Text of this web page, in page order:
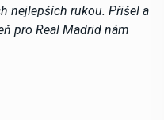
nejlepších rukou. Přišel a
pro Real Madrid nám